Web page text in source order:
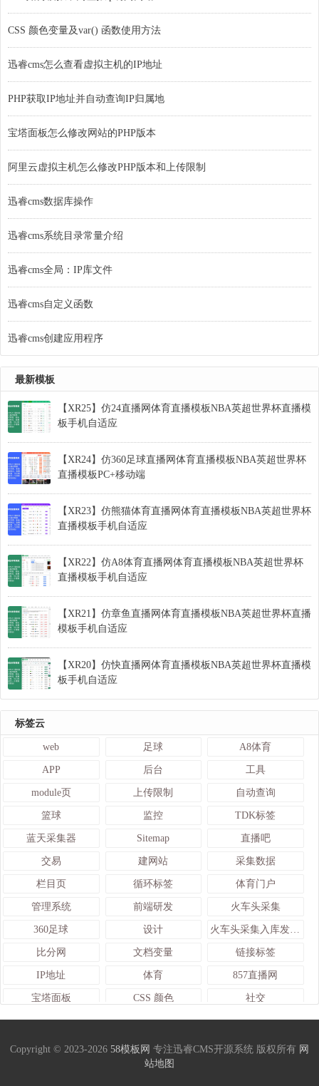
CSS 颜色变量及var() 函数使用方法
迅睿cms怎么查看虚拟主机的IP地址
PHP获取IP地址并自动查询IP归属地
宝塔面板怎么修改网站的PHP版本
阿里云虚拟主机怎么修改PHP版本和上传限制
迅睿cms数据库操作
迅睿cms系统目录常量介绍
迅睿cms全局：IP库文件
迅睿cms自定义函数
迅睿cms创建应用程序
最新模板
【XR25】仿24直播网体育直播模板NBA英超世界杯直播模
板手机自适应
【XR24】仿360足球直播网体育直播模板NBA英超世界杯
直播模板PC+移动端
【XR23】仿熊猫体育直播网体育直播模板NBA英超世界杯
直播模板手机自适应
【XR22】仿A8体育直播网体育直播模板NBA英超世界杯
直播模板手机自适应
【XR21】仿章鱼直播网体育直播模板NBA英超世界杯直播
模板手机自适应
【XR20】仿快直播网体育直播模板NBA英超世界杯直播模
板手机自适应
标签云
web 足球 A8体育
APP 后台 工具
module页 上传限制 自动查询
篮球 监控 TDK标签
蓝天采集器 Sitemap 直播吧
交易 建网站 采集数据
栏目页 循环标签 体育门户
管理系统 前端研发 火车头采集
360足球 设计 火车头采集入库发布接口
比分网 文档变量 链接标签
IP地址 体育 857直播网
宝塔面板 CSS 颜色 社交
管理 熊猫体育 官网
TAG标签 全局变量 迅睿
章鱼直播
Copyright © 2023-2026 58模板网 专注迅睿CMS开源系统 版权所有 网
站地图